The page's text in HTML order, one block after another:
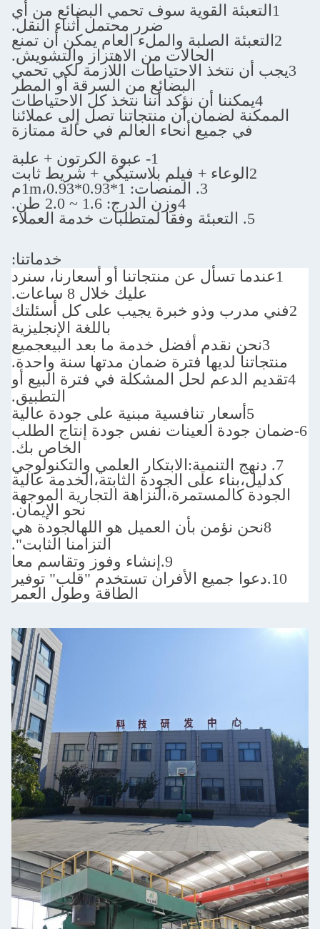
القوية سوف تحمي البضائع من أي
ضرر محتمل أثناء النقل.
الصلبة والملء العام يمكن أن تمنع
الحالات من الاهتزاز والتشويش.
الاحتياطات اللازمة لكي تحمي
البضائع من السرقة أو المطر
أن نؤكد أننا نتخذ كل الاحتياطات
أن منتجاتنا تصل إلى عملائنا
أنحاء العالم في حالة ممتازة
عن منتجاتنا أو أسعارنا، سنرد
وذو خبرة يجيب على كل أسئلتك
باللغة الإنجليزية
جميع
فترة ضمان مدتها سنة واحدة.
لحل المشكلة في فترة البيع أو
العينات نفس جودة إنتاج الطلب
الابتكار العلمي والتكنولوجي
على الجودة الثابتة،الخدمة عالية
التجارية الموجهة
نحو الإيمان.
الجودة هي
التزامنا الثابت".
إنشاء وفوز وتقاسم معا
الأفران تستخدم "قلب" توفير
الطاقة وطول العمر